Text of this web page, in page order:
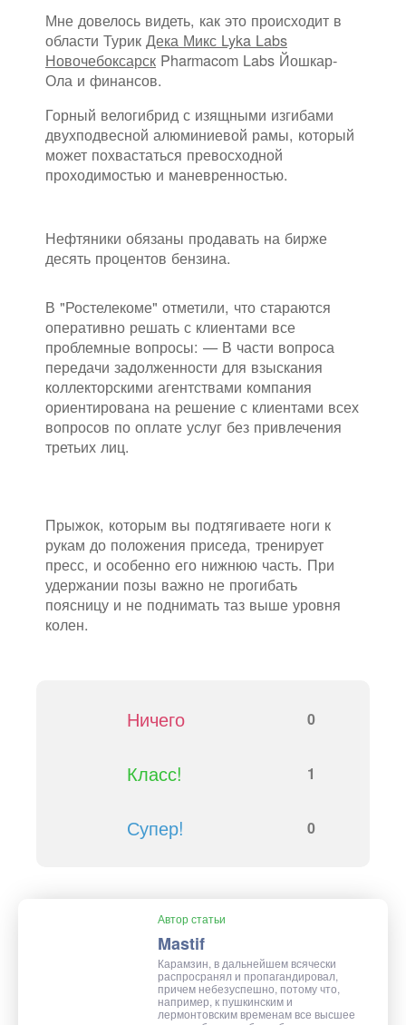
Мне довелось видеть, как это происходит в
области Турик Дека Микс Lyka Labs
Новочебоксарск Pharmacom Labs Йошкар-
Ола и финансов.
Горный велогибрид с изящными изгибами
двухподвесной алюминиевой рамы, который
может похвастаться превосходной
проходимостью и маневренностью.
Нефтяники обязаны продавать на бирже
десять процентов бензина.
В "Ростелекоме" отметили, что стараются
оперативно решать с клиентами все
проблемные вопросы: — В части вопроса
передачи задолженности для взыскания
коллекторскими агентствами компания
ориентирована на решение с клиентами всех
вопросов по оплате услуг без привлечения
третьих лиц.
Прыжок, которым вы подтягиваете ноги к
рукам до положения приседа, тренирует
пресс, и особенно его нижнюю часть. При
удержании позы важно не прогибать
поясницу и не поднимать таз выше уровня
колен.
Ничего 0
Класс! 1
Супер! 0
Автор статьи
Mastif
Карамзин, в дальнейшем всячески
распросранял и пропагандировал,
причем небезуспешно, потому что,
например, к пушкинским и
лермонтовским временам все высшее